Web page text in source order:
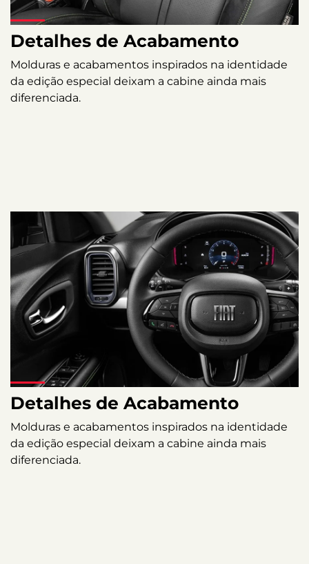
Detalhes de Acabamento
Molduras e acabamentos inspirados na identidade
da edição especial deixam a cabine ainda mais
diferenciada.
Detalhes de Acabamento
Molduras e acabamentos inspirados na identidade
da edição especial deixam a cabine ainda mais
diferenciada.